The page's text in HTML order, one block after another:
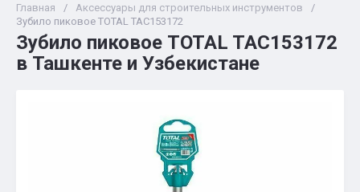
Главная / Аксессуары для строительных инструментов
/
Зубило пиковое TOTAL TAC153172
Зубило пиковое TOTAL TAC153172
в Ташкенте и Узбекистане